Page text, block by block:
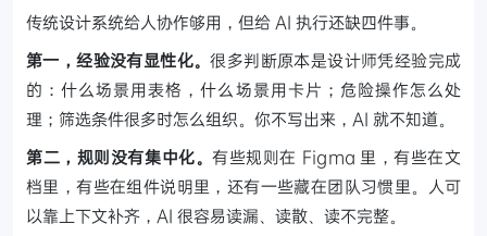
传统设计系统给人协作够用，但给 AI 执行还缺四件事。
第一，经验没有显性化。很多判断原本是设计师凭经验完成
的：什么场景用表格，什么场景用卡片；危险操作怎么处
理；筛选条件很多时怎么组织。你不写出来，AI 就不知道。
第二，规则没有集中化。有些规则在 Figma 里，有些在文
档里，有些在组件说明里，还有一些藏在团队习惯里。人可
以靠上下文补齐，AI 很容易读漏、读散、读不完整。